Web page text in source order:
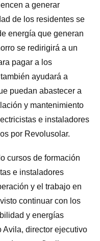
a generar
de los residentes se
energía que generan
se redirigirá a un
pagar a los
ayudará a
puedan abastecer a
y mantenimiento
e instaladores
por Revolusolar.
cursos de formación
e instaladores
y el trabajo en
continuar con los
y energías
Avila, director ejecutivo